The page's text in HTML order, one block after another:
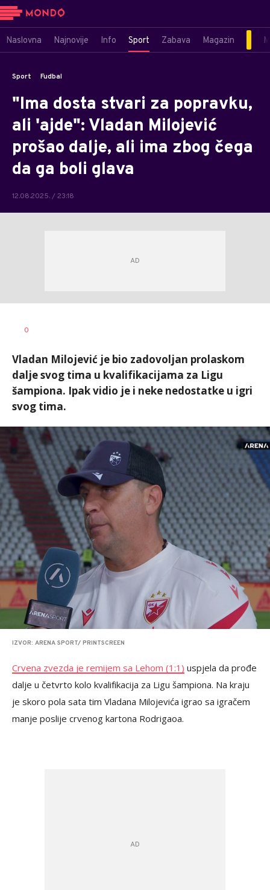
Naslovna Najnovije Info Sport Zabava Magazin
Sport Fudbal
"Ima dosta stvari za popravku,
ali 'ajde": Vladan Milojević
prošao dalje, ali ima zbog čega
da ga boli glava
12.08.2025. / 23:18
AUTOR
0
Vladan Milojević je bio zadovoljan prolaskom
dalje svog tima u kvalifikacijama za Ligu
šampiona. Ipak vidio je i neke nedostatke u igri
svog tima.
IZVOR: ARENA SPORT/ PRINTSCREEN
Crvena zvezda je remijem sa Lehom (1:1) uspjela da prođe
dalje u četvrto kolo kvalifikacija za Ligu šampiona. Na kraju
je skoro pola sata tim Vladana Milojevića igrao sa igračem
manje poslije crvenog kartona Rodrigaoa.